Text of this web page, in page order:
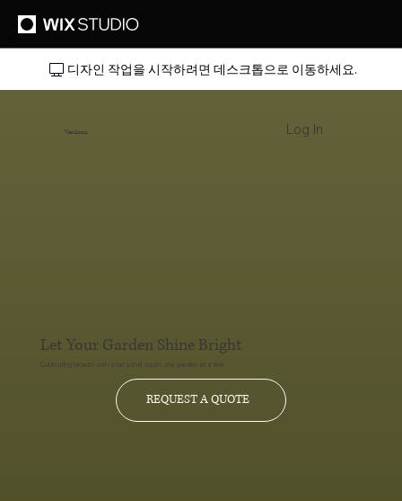
디자인 작업을 시작하려면 데스크톱으로 이동하세요.